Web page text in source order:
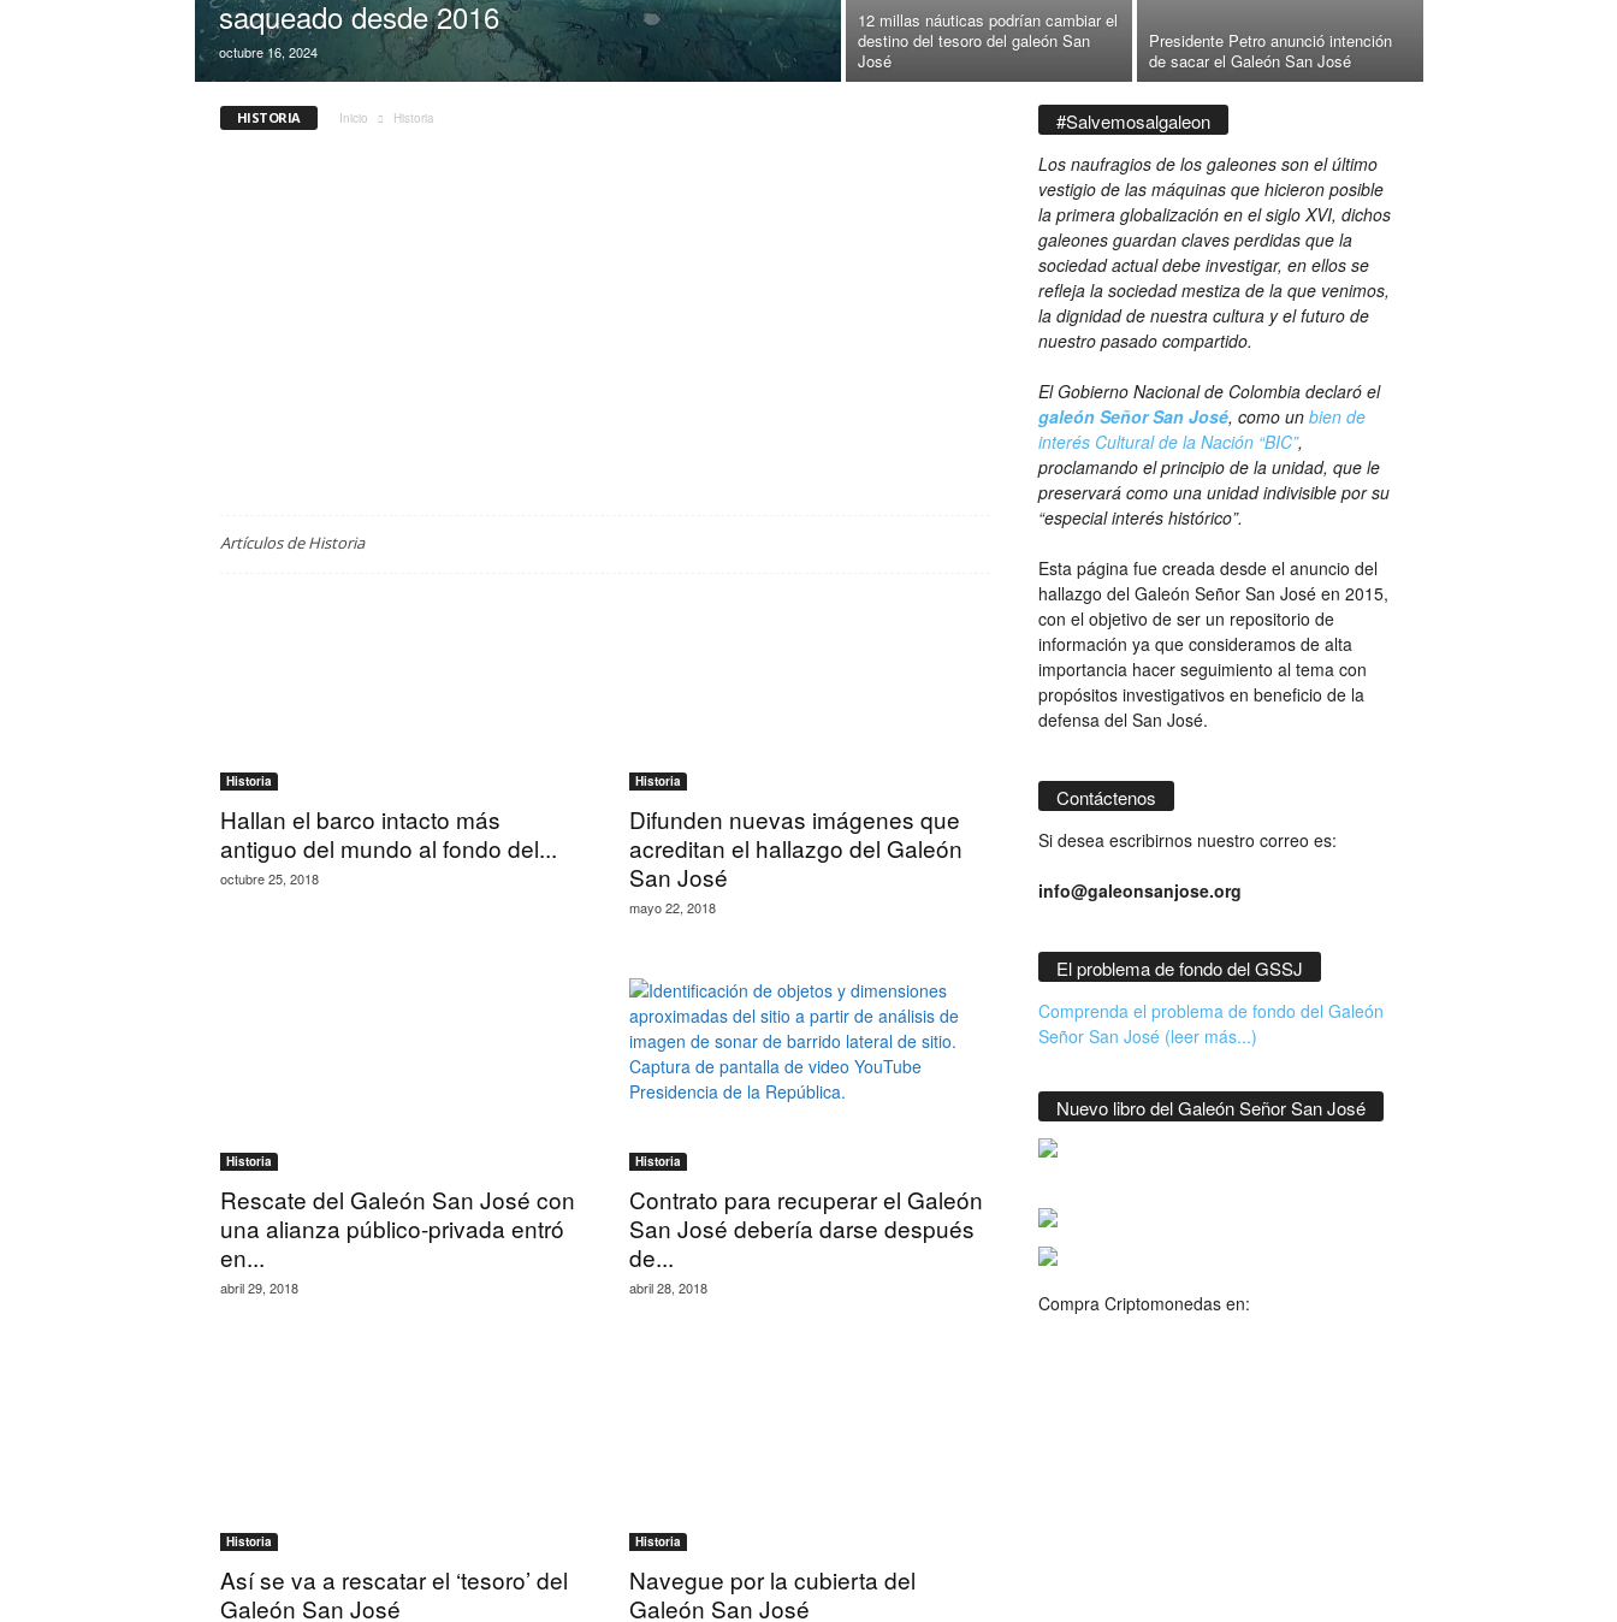
saqueado desde 2016
octubre 16, 2024
12 millas náuticas podrían cambiar el
destino del tesoro del galeón San
José
Presidente Petro anunció intención
de sacar el Galeón San José
HISTORIA Inicio Historia
Artículos de Historia
Historia
Hallan el barco intacto más
antiguo del mundo al fondo del...
octubre 25, 2018
Historia
Difunden nuevas imágenes que
acreditan el hallazgo del Galeón
San José
mayo 22, 2018
Historia
Rescate del Galeón San José con
una alianza público-privada entró
en...
abril 29, 2018
Historia
Contrato para recuperar el Galeón
San José debería darse después
de...
abril 28, 2018
Historia
Así se va a rescatar el ‘tesoro’ del
Galeón San José
Historia
Navegue por la cubierta del
Galeón San José
#Salvemosalgaleon
Los naufragios de los galeones son el último
vestigio de las máquinas que hicieron posible
la primera globalización en el siglo XVI, dichos
galeones guardan claves perdidas que la
sociedad actual debe investigar, en ellos se
refleja la sociedad mestiza de la que venimos,
la dignidad de nuestra cultura y el futuro de
nuestro pasado compartido.
El Gobierno Nacional de Colombia declaró el
galeón Señor San José, como un bien de
interés Cultural de la Nación “BIC”,
proclamando el principio de la unidad, que le
preservará como una unidad indivisible por su
“especial interés histórico”.
Esta página fue creada desde el anuncio del
hallazgo del Galeón Señor San José en 2015,
con el objetivo de ser un repositorio de
información ya que consideramos de alta
importancia hacer seguimiento al tema con
propósitos investigativos en beneficio de la
defensa del San José.
Contáctenos
Si desea escribirnos nuestro correo es:
info@galeonsanjose.org
El problema de fondo del GSSJ
Comprenda el problema de fondo del Galeón
Señor San José (leer más...)
Nuevo libro del Galeón Señor San José
Compra Criptomonedas en: